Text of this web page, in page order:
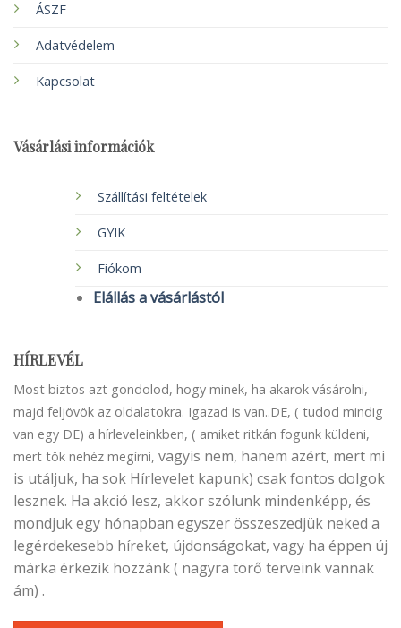
ÁSZF
Adatvédelem
Kapcsolat
Vásárlási információk
Szállítási feltételek
GYIK
Fiókom
Elállás a vásárlástól
HÍRLEVÉL
Most biztos azt gondolod, hogy minek, ha akarok vásárolni,
majd feljövök az oldalatokra. Igazad is van..DE, ( tudod mindig
van egy DE) a hírleveleinkben, ( amiket ritkán fogunk küldeni,
mert tök nehéz megírni, vagyis nem, hanem azért, mert mi
is utáljuk, ha sok Hírlevelet kapunk) csak fontos dolgok
lesznek. Ha akció lesz, akkor szólunk mindenképp, és
mondjuk egy hónapban egyszer összeszedjük neked a
legérdekesebb híreket, újdonságokat, vagy ha éppen új
márka érkezik hozzánk ( nagyra törő terveink vannak
ám) .